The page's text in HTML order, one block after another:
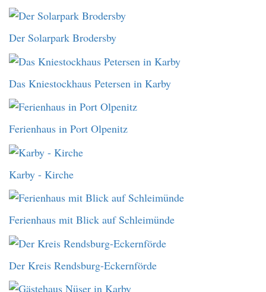
Der Solarpark Brodersby
Das Kniestockhaus Petersen in Karby
Ferienhaus in Port Olpenitz
Karby - Kirche
Ferienhaus mit Blick auf Schleimünde
Der Kreis Rendsburg-Eckernförde